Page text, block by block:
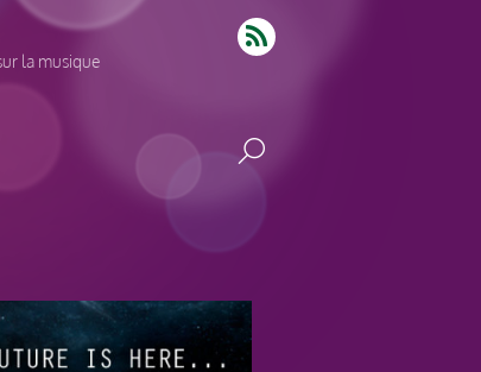
la musique